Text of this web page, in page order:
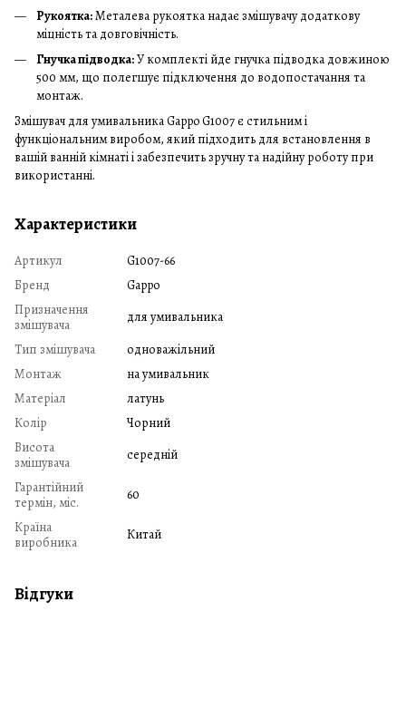
Рукоятка:Металева рукоятка надає змішувачу додаткову
міцність та довговічність.
Гнучка підводка:У комплекті йде гнучка підводка довжиною
500 мм, що полегшує підключення до водопостачання та
монтаж.
Змішувач для умивальника Gappo G1007 є стильним і
функціональним виробом, який підходить для встановлення в
вашій ванній кімнаті і забезпечить зручну та надійну роботу при
використанні.
Характеристики
Артикул
G1007-66
Бренд
Gappo
Призначення
змішувача
для умивальника
Тип змішувача
одноважільний
Монтаж
на умивальник
Матеріал
латунь
Колір
Чорний
Висота
змішувача
середній
Гарантійний
термін, міс.
60
Країна
виробника
Китай
Відгуки